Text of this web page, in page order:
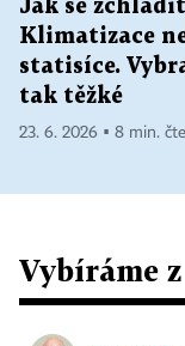
Jak se
Klimatizace
statisíce.
tak těžké
23. 6. 2026 ▪ 8 min.
Vybíráme